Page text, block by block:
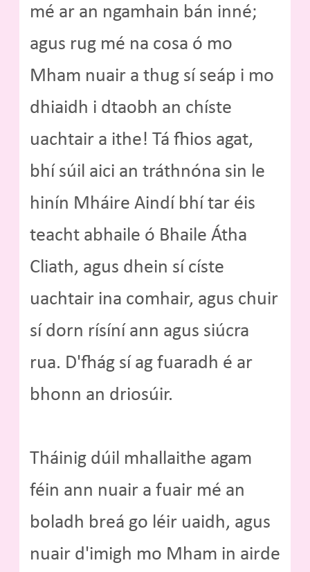
mé ar an ngamhain bán inné;
agus rug mé na cosa ó mo
Mham nuair a thug sí seáp i mo
dhiaidh i dtaobh an chíste
uachtair a ithe! Tá fhios agat,
bhí súil aici an tráthnóna sin le
hinín Mháire Aindí bhí tar éis
teacht abhaile ó Bhaile Átha
Cliath, agus dhein sí císte
uachtair ina comhair, agus chuir
sí dorn rísíní ann agus siúcra
rua. D'fhág sí ag fuaradh é ar
bhonn an driosúir.
Tháinig dúil mhallaithe agam
féin ann nuair a fuair mé an
boladh breá go léir uaidh, agus
nuair d'imigh mo Mham in airde